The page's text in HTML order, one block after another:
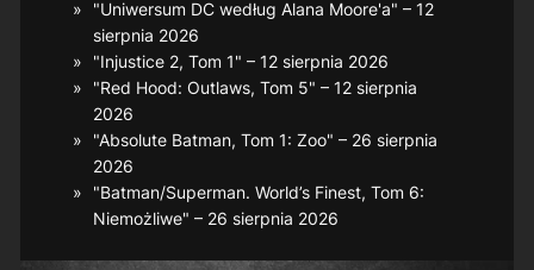
"Uniwersum DC według Alana Moore'a" – 12
sierpnia 2026
"Injustice 2, Tom 1" – 12 sierpnia 2026
"Red Hood: Outlaws, Tom 5" – 12 sierpnia
2026
"Absolute Batman, Tom 1: Zoo" – 26 sierpnia
2026
"Batman/Superman. World’s Finest, Tom 6:
Niemożliwe" – 26 sierpnia 2026